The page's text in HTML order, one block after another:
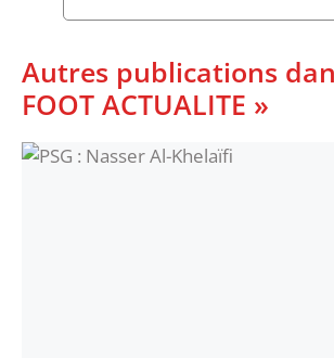
Autres publications
FOOT ACTUALITE »